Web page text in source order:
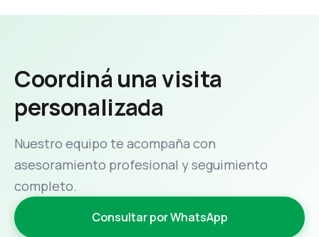
Coordiná una visita
personalizada
Nuestro equipo te acompaña con
asesoramiento profesional y seguimiento
completo.
Consultar por WhatsApp